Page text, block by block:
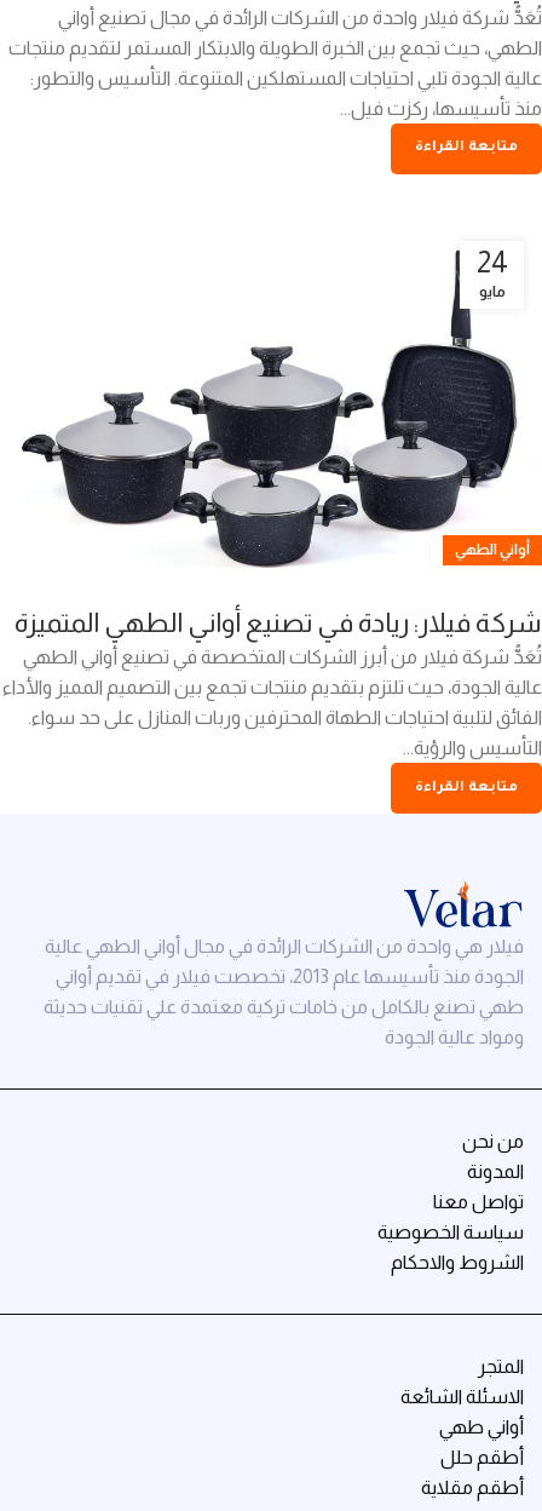
تُعَدُّ شركة فيلار واحدة من الشركات الرائدة في مجال تصنيع أواني
الطهي، حيث تجمع بين الخبرة الطويلة والابتكار المستمر لتقديم منتجات
عالية الجودة تلبي احتياجات المستهلكين المتنوعة. التأسيس والتطور:
منذ تأسيسها، ركزت فيل...
متابعة القراءة
24
مايو
أواني الطهي
شركة فيلار: ريادة في تصنيع أواني الطهي المتميزة
تُعَدُّ شركة فيلار من أبرز الشركات المتخصصة في تصنيع أواني الطهي
عالية الجودة، حيث تلتزم بتقديم منتجات تجمع بين التصميم المميز والأداء
الفائق لتلبية احتياجات الطهاة المحترفين وربات المنازل على حد سواء.
التأسيس والرؤية...
متابعة القراءة
فيلار هي واحدة من الشركات الرائدة في مجال أواني الطهي عالية
الجودة منذ تأسيسها عام 2013، تخصصت فيلار في تقديم أواني
طهي تصنع بالكامل من خامات تركية معتمدة علي تقنيات حديثة
ومواد عالية الجودة
من نحن
المدونة
تواصل معنا
سياسة الخصوصية
الشروط والاحكام
المتجر
الاسئلة الشائعة
أواني طهي
أطقم حلل
أطقم مقلاية